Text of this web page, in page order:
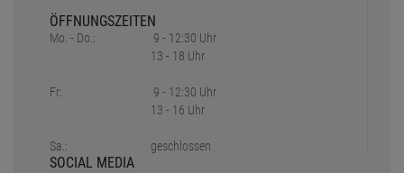
ÖFFNUNGSZEITEN
Mo. - Do.:
Fr:
Sa.:
9 - 12:30 Uhr
13 - 18 Uhr
9 - 12:30 Uhr
13 - 16 Uhr
geschlossen
SOCIAL MEDIA